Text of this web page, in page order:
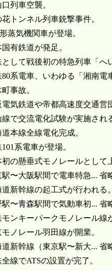
列車空襲。
トンネル列車銃撃事件。
蒸気機関車が登場。
有鉄道が発足。
して戦後初の特急列車「へ
系電車、いわゆる「湘南電
事故。
気鉄道や帝都高速度交通営
線で交流電化試験が実施され
本線全線電化完成。
系電車が登場。
の懸垂式モノレールとして
〜大阪駅間で電車特急... 省
道新幹線の起工式が行われる
〜青森駅間で気動車初... 省
モンキーパークモノレール線
ノレール羽田線が開業。
新幹線（東京駅〜新大... 省
線でATSの設置が完了。